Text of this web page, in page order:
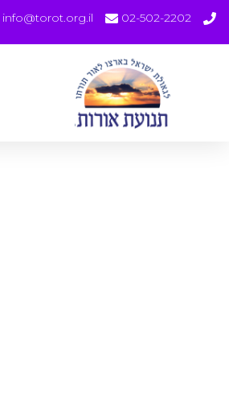
02-502-2202
info@torot.org.il